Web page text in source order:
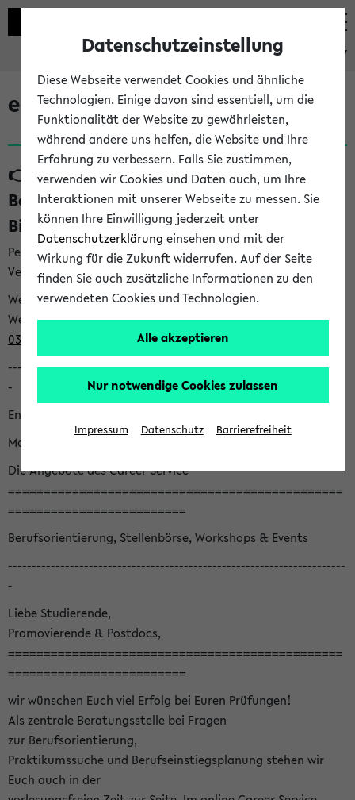
eKVV
eKVV News
👉 Neue Angebote zur
Berufsorientierung an der Universität
Bielefeld (31.07.26)
Per E-Mail eingestellt von career@uni-bielefeld.de an den
Verteiler 'Alle Studierenden':
Webansicht /
Webview <https://t9be21bfb.emailsys1a.net/mailing/203/932
0396/1007481/2/5c029be88e/index.html>
-----------------------------------------------------------------------
-
English version below
Monatsnewsletter August '26
Die Angebote des Career Service
===============================================
=========================
Berufsorientierung, Stellenbörse, Workshops & Events
-----------------------------------------------------------------------
-
Liebe Studierende,
Promovierende & Postdocs,
===============================================
=========================
wir wünschen Euch viel Erfolg bei Euren Prüfungen!
Als zentrale Beratungsstelle bei Fragen
zur Berufsorientierung,
Praktikumssuche und Berufseinstiegsplanung stehen wir
Euch auch in der
Datenschutzeinstellung
Diese Webseite verwendet Cookies und ähnliche
Technologien. Einige davon sind essentiell, um die
Funktionalität der Website zu gewährleisten,
während andere uns helfen, die Website und Ihre
Erfahrung zu verbessern. Falls Sie zustimmen,
verwenden wir Cookies und Daten auch, um Ihre
Interaktionen mit unserer Webseite zu messen. Sie
können Ihre Einwilligung jederzeit unter
Datenschutzerklärung einsehen und mit der
Wirkung für die Zukunft widerrufen. Auf der Seite
finden Sie auch zusätzliche Informationen zu den
verwendeten Cookies und Technologien.
Alle akzeptieren
Nur notwendige Cookies zulassen
Impressum Datenschutz Barrierefreiheit